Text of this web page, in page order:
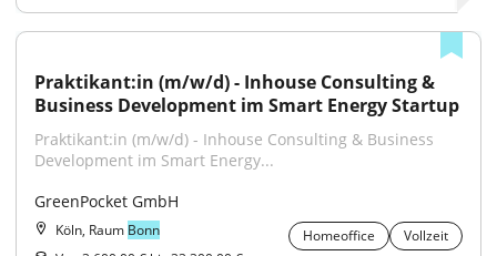
Praktikant:in (m/w/d) - Inhouse Consulting &
Business Development im Smart Energy Startup
Praktikant:in (m/w/d) - Inhouse Consulting & Business
Development im Smart Energy...
GreenPocket GmbH
Köln, Raum Bonn Homeoffice
Vollzeit